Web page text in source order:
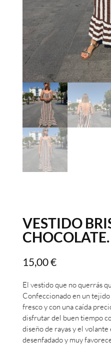
VESTIDO
CHOCOLATE.
15,00€
El vestido que no querrás
Confeccionado en un
fresco y con una caída
disfrutar del buen tiempo
diseño de rayas y el
desenfadado y muy